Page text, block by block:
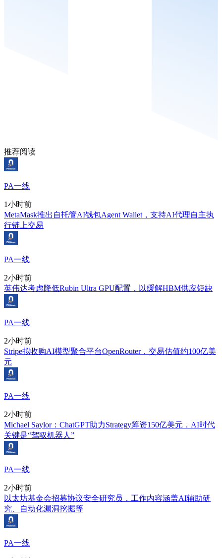
推荐阅读
PA一线
1小时前
MetaMask推出自托管AI钱包Agent Wallet，支持AI代理自主执
行链上交易
PA一线
2小时前
英伟达考虑降低Rubin Ultra GPU配置，以缓解HBM供应短缺
PA一线
2小时前
Stripe拟收购AI模型聚合平台OpenRouter，交易估值约100亿美
元
PA一线
2小时前
Michael Saylor：ChatGPT助力Strategy筹资150亿美元，AI时代
关键是“驾驭机器人”
PA一线
2小时前
以太坊基金会招募协议安全研究员，工作内容涵盖AI辅助研
究、自动化漏洞挖掘等
PA一线